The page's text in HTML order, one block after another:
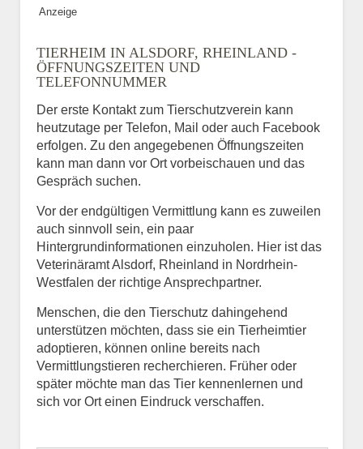
Anzeige
TIERHEIM IN ALSDORF, RHEINLAND -
ÖFFNUNGSZEITEN UND
TELEFONNUMMER
Der erste Kontakt zum Tierschutzverein kann
heutzutage per Telefon, Mail oder auch Facebook
erfolgen. Zu den angegebenen Öffnungszeiten
kann man dann vor Ort vorbeischauen und das
Gespräch suchen.
Vor der endgültigen Vermittlung kann es zuweilen
auch sinnvoll sein, ein paar
Hintergrundinformationen einzuholen. Hier ist das
Veterinäramt Alsdorf, Rheinland in Nordrhein-
Westfalen der richtige Ansprechpartner.
Menschen, die den Tierschutz dahingehend
unterstützen möchten, dass sie ein Tierheimtier
adoptieren, können online bereits nach
Vermittlungstieren recherchieren. Früher oder
später möchte man das Tier kennenlernen und
sich vor Ort einen Eindruck verschaffen.